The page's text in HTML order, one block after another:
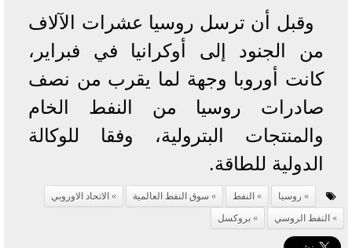
وقبل أن ترسل روسيا عشرات الآلاف
من الجنود إلى أوكرانيا في فبراير،
كانت أوروبا وجهة لما يقرب من نصف
صادرات روسيا من النفط الخام
والمنتجات البترولية، وفقا للوكالة
الدولية للطاقة.
روسيا النفط سوق النفط العالمية
الاتحاد الاوروبي
النفط الروسي
بروكسل